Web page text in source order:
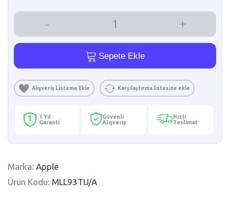
Sepete Ekle
Alışveriş Listeme Ekle Karşılaştırma listesine ekle
1 Yıl
Garanti
Güvenli
Alışveriş
Hızlı
Teslimat
Marka: Apple
Ürün Kodu: MLL93TU/A